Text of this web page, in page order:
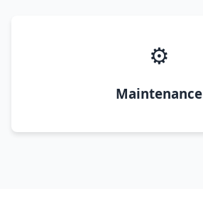
⚙️
Maintenance